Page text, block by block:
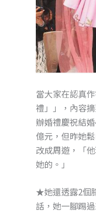
當大家在認真
禮」」，內容
辦婚禮慶祝結
億元，但昨她
改成周遊，「
她的。」
★她還透露2個
話，她一腳踢過